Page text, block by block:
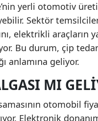
yerli otomotiv
Sektör
elektrikli araçların
Bu durum, çip
anlamına geliyor.
MI
otomobil
Elektronik